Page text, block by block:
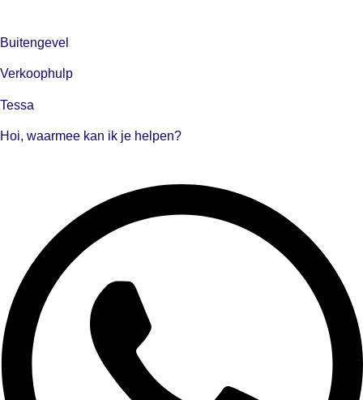
Buitengevel
Verkoophulp
Tessa
Hoi, waarmee kan ik je helpen?